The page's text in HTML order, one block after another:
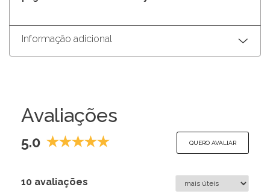
Informação adicional
Avaliações
5.0 QUERO AVALIAR
10 avaliações